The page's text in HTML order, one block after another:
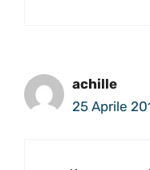
achille
25 Aprile